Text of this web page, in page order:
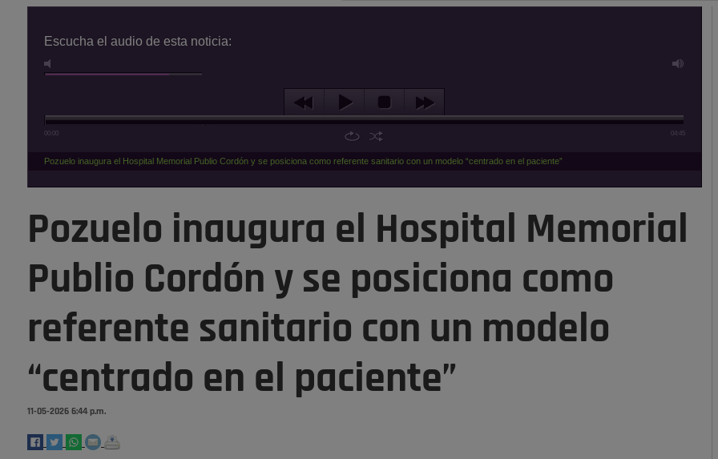
Escucha el audio de esta noticia:
00:00 04:45
Pozuelo inaugura el Hospital Memorial Publio Cordón y se posiciona como referente sanitario con un modelo “centrado en el paciente”
Pozuelo inaugura el Hospital Memorial
Publio Cordón y se posiciona como
referente sanitario con un modelo
“centrado en el paciente”
11-05-2026 6:44 p.m.